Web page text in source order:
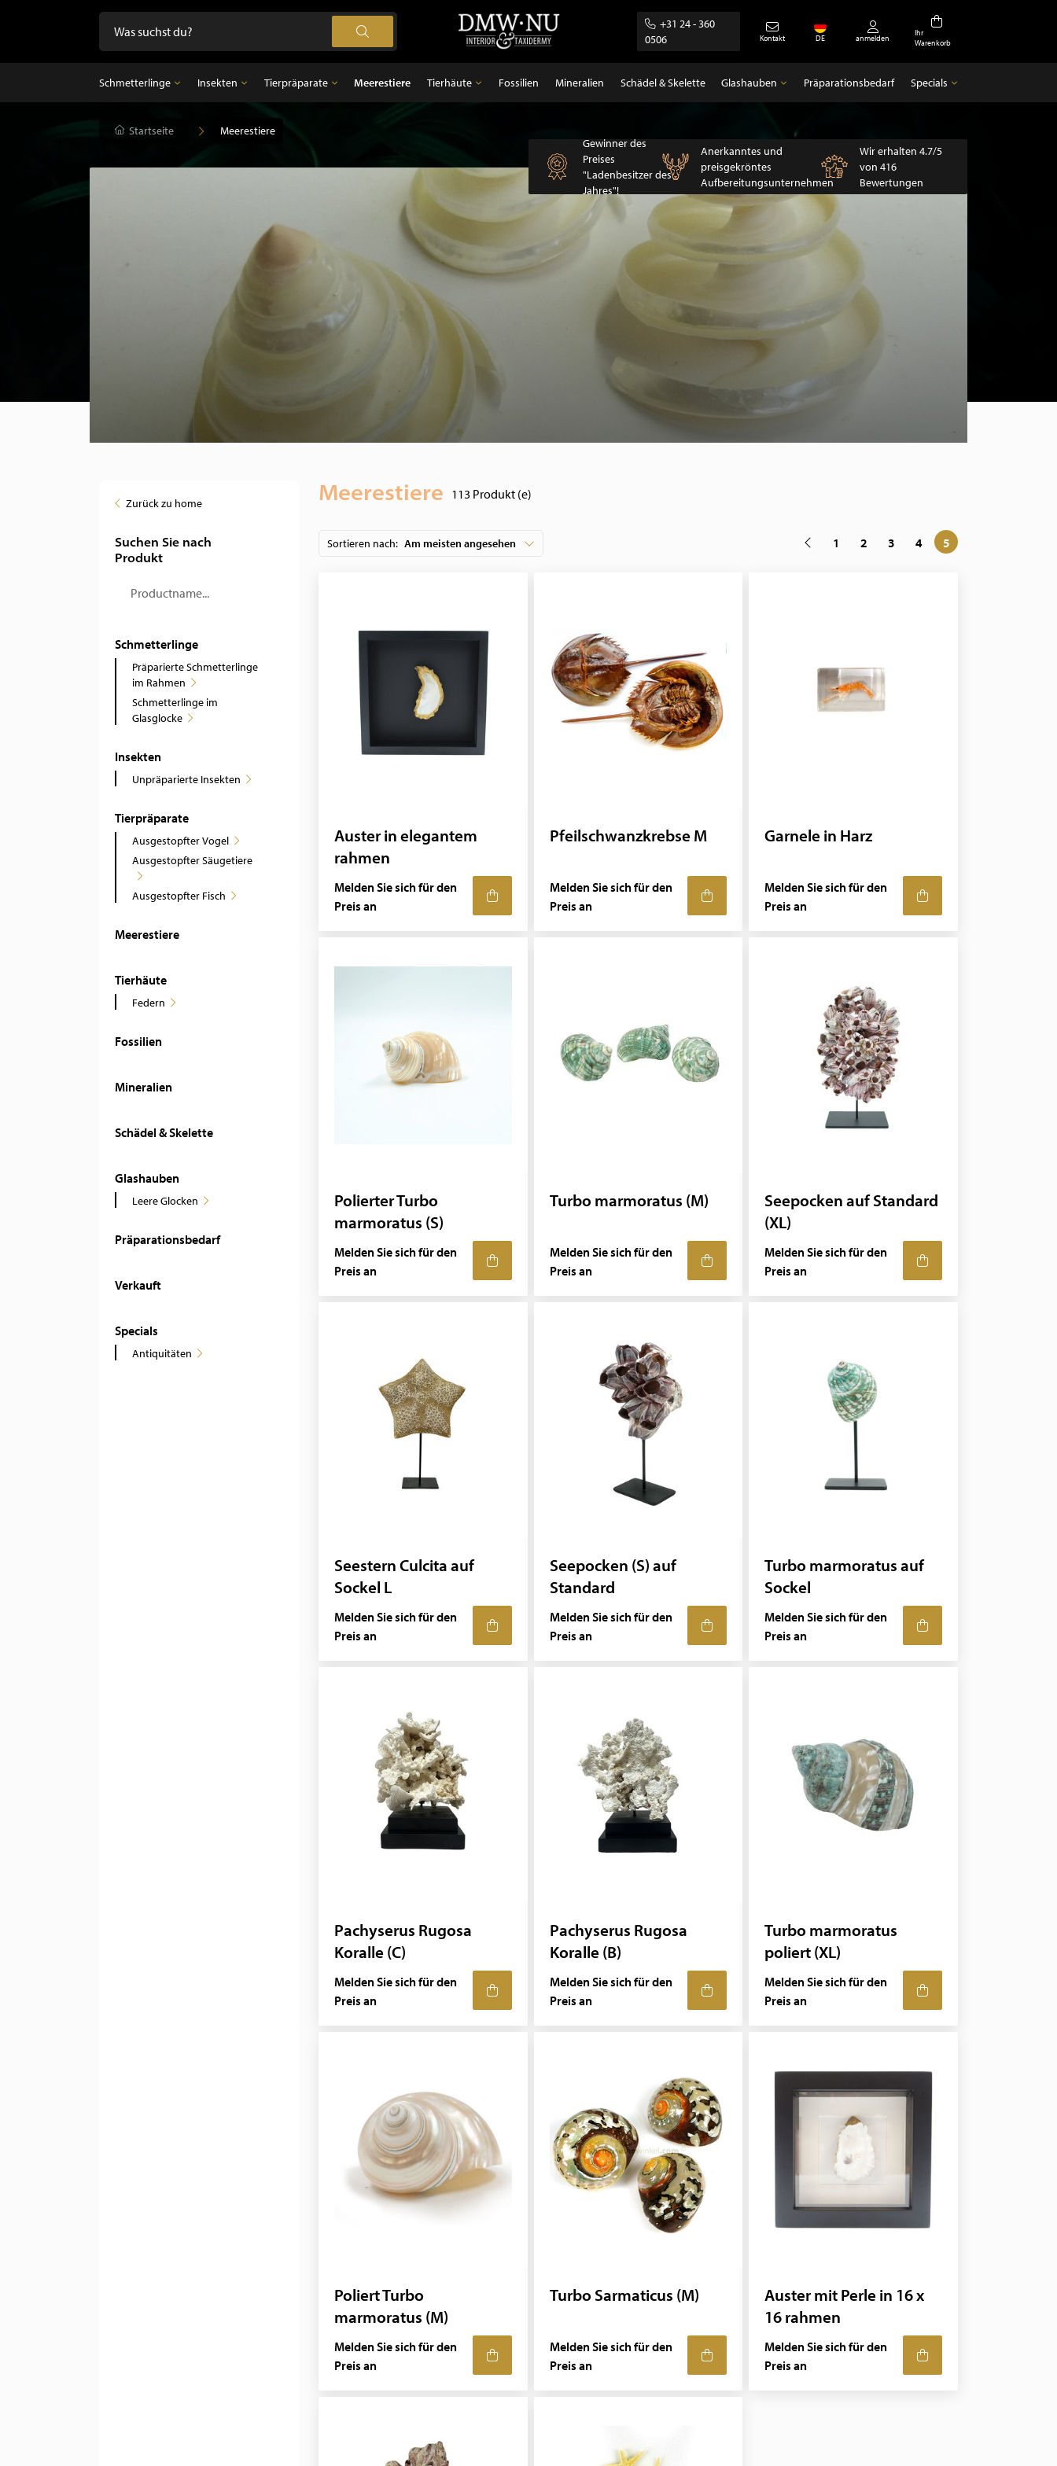
+31 24 - 360
0506
Kontakt DE anmelden
Ihr
Warenkorb
Schmetterlinge
Schmetterlinge
Schmetterlinge im Glasglocke
Insekten
Insekten
Unpräparierte Insekten
Tierpräparate
Tierpräparate
Ausgestopfter Vogel
Ausgestopfter Säugetiere
Meerestiere Tierhäute Fossilien Mineralien Schädel & Skelette Glashauben
Leere Glocken
Präparationsbedarf Specials
Antiquitäten
Startseite
Meerestiere
Gewinner des
Preises
"Ladenbesitzer des
Jahres"!
Anerkanntes und
preisgekröntes
Aufbereitungsunternehmen
Wir erhalten 4.7/5
von 416
Bewertungen
Zurück zu home
Suchen Sie nach
Produkt
Schmetterlinge
Präparierte Schmetterlinge
im Rahmen
Schmetterlinge im
Glasglocke
Insekten
Unpräparierte Insekten
Tierpräparate
Ausgestopfter Vogel
Ausgestopfter Säugetiere
Ausgestopfter Fisch
Meerestiere
Tierhäute
Federn
Fossilien
Mineralien
Schädel & Skelette
Glashauben
Leere Glocken
Präparationsbedarf
Verkauft
Specials
Antiquitäten
Meerestiere 113 Produkt (e)
Sortieren nach: Am meisten angesehen 1 2 3 4 5
Auster in elegantem
rahmen
Melden Sie sich für den
Preis an
Pfeilschwanzkrebse M
Melden Sie sich für den
Preis an
Garnele in Harz
Melden Sie sich für den
Preis an
Polierter Turbo
marmoratus (S)
Melden Sie sich für den
Preis an
Turbo marmoratus (M)
Melden Sie sich für den
Preis an
Seepocken auf Standard
(XL)
Melden Sie sich für den
Preis an
Seestern Culcita auf
Sockel L
Melden Sie sich für den
Preis an
Seepocken (S) auf
Standard
Melden Sie sich für den
Preis an
Turbo marmoratus auf
Sockel
Melden Sie sich für den
Preis an
Pachyserus Rugosa
Koralle (C)
Melden Sie sich für den
Preis an
Pachyserus Rugosa
Koralle (B)
Melden Sie sich für den
Preis an
Turbo marmoratus
poliert (XL)
Melden Sie sich für den
Preis an
Poliert Turbo
marmoratus (M)
Melden Sie sich für den
Preis an
Turbo Sarmaticus (M)
Melden Sie sich für den
Preis an
Auster mit Perle in 16 x
16 rahmen
Melden Sie sich für den
Preis an